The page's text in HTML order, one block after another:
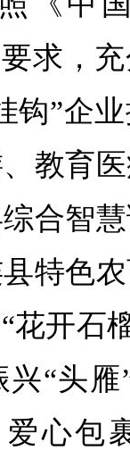
求，
钩”企
教育
合智
特色
花开石
“头
心包